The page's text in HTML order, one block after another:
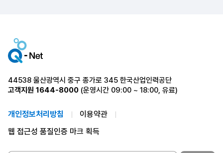
44538 울산광역시 중구 종가로 345 한국산업인력공단
고객지원 1644-8000 (운영시간 09:00 ~ 18:00, 유료)
개인정보처리방침
이용약관
웹 접근성 품질인증 마크 획득